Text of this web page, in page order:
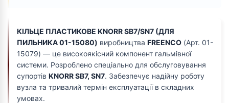
КІЛЬЦЕ ПЛАСТИКОВЕ KNORR SB7/SN7 (ДЛЯ
ПИЛЬНИКА 01-15080) виробництва FREENCO (Арт. 01-
15079) — це високоякісний компонент гальмівної
системи. Розроблено спеціально для обслуговування
супортів KNORR SB7, SN7. Забезпечує надійну роботу
вузла та тривалий термін експлуатації в складних
умовах.